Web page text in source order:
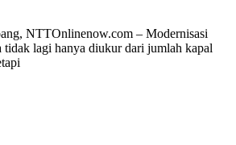
NTTOnlinenow.com – Modernisasi
tidak lagi hanya diukur dari jumlah kapal